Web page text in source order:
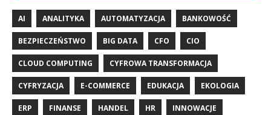
AI ANALITYKA AUTOMATYZACJA BANKOWOŚĆ
BEZPIECZEŃSTWO BIG DATA CFO CIO
CLOUD COMPUTING CYFROWA TRANSFORMACJA
CYFRYZACJA E-COMMERCE EDUKACJA EKOLOGIA
ERP FINANSE HANDEL HR INNOWACJE